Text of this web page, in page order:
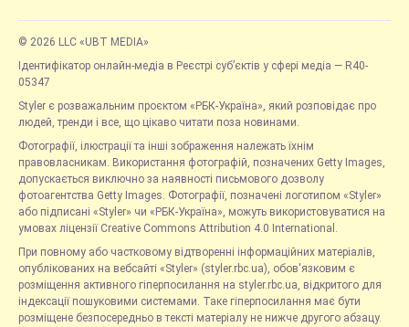
© 2026 LLC «UBT MEDIA»
Ідентифікатор онлайн-медіа в Реєстрі суб’єктів у сфері медіа — R40-
05347
Styler є розважальним проєктом «РБК-Україна», який розповідає про
людей, тренди і все, що цікаво читати поза новинами.
Фотографії, ілюстрації та інші зображення належать їхнім
правовласникам. Використання фотографій, позначених Getty Images,
допускається виключно за наявності письмового дозволу
фотоагентства Getty Images. Фотографії, позначені логотипом «Styler»
або підписані «Styler» чи «РБК-Україна», можуть використовуватися на
умовах ліцензії Creative Commons Attribution 4.0 International.
При повному або частковому відтворенні інформаційних матеріалів,
опублікованих на вебсайті «Styler» (styler.rbc.ua), обов'язковим є
розміщення активного гіперпосилання на styler.rbc.ua, відкритого для
індексації пошуковими системами. Таке гіперпосилання має бути
розміщене безпосередньо в тексті матеріалу не нижче другого абзацу.